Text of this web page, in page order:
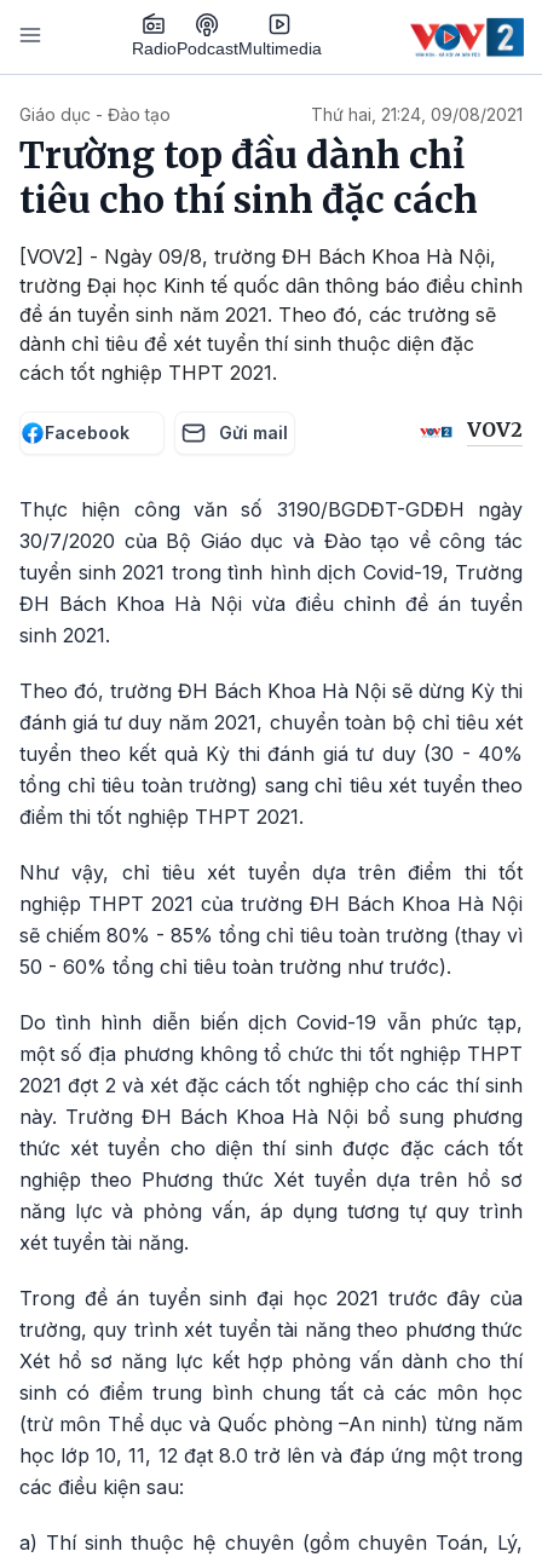
Nhảy đến nội dung
RadioPodcastMultimedia
Giáo dục - Đào tạo Thứ hai, 21:24, 09/08/2021
Trường top đầu dành chỉ
tiêu cho thí sinh đặc cách
[VOV2] - Ngày 09/8, trường ĐH Bách Khoa Hà Nội,
trường Đại học Kinh tế quốc dân thông báo điều chỉnh
đề án tuyển sinh năm 2021. Theo đó, các trường sẽ
dành chỉ tiêu để xét tuyển thí sinh thuộc diện đặc
cách tốt nghiệp THPT 2021.
Facebook Gửi mail VOV2
Thực hiện công văn số 3190/BGDĐT-GDĐH ngày
30/7/2020 của Bộ Giáo dục và Đào tạo về công tác
tuyển sinh 2021 trong tình hình dịch Covid-19, Trường
ĐH Bách Khoa Hà Nội vừa điều chỉnh đề án tuyển
sinh 2021.
Theo đó, trường ĐH Bách Khoa Hà Nội sẽ dừng Kỳ thi
đánh giá tư duy năm 2021, chuyển toàn bộ chỉ tiêu xét
tuyển theo kết quả Kỳ thi đánh giá tư duy (30 - 40%
tổng chỉ tiêu toàn trường) sang chỉ tiêu xét tuyển theo
điểm thi tốt nghiệp THPT 2021.
Như vậy, chỉ tiêu xét tuyển dựa trên điểm thi tốt
nghiệp THPT 2021 của trường ĐH Bách Khoa Hà Nội
sẽ chiếm 80% - 85% tổng chỉ tiêu toàn trường (thay vì
50 - 60% tổng chỉ tiêu toàn trường như trước).
Do tình hình diễn biến dịch Covid-19 vẫn phức tạp,
một số địa phương không tổ chức thi tốt nghiệp THPT
2021 đợt 2 và xét đặc cách tốt nghiệp cho các thí sinh
này. Trường ĐH Bách Khoa Hà Nội bổ sung phương
thức xét tuyển cho diện thí sinh được đặc cách tốt
nghiệp theo Phương thức Xét tuyển dựa trên hồ sơ
năng lực và phỏng vấn, áp dụng tương tự quy trình
xét tuyển tài năng.
Trong đề án tuyển sinh đại học 2021 trước đây của
trường, quy trình xét tuyển tài năng theo phương thức
Xét hồ sơ năng lực kết hợp phỏng vấn dành cho thí
sinh có điểm trung bình chung tất cả các môn học
(trừ môn Thể dục và Quốc phòng –An ninh) từng năm
học lớp 10, 11, 12 đạt 8.0 trở lên và đáp ứng một trong
các điều kiện sau:
a) Thí sinh thuộc hệ chuyên (gồm chuyên Toán, Lý,